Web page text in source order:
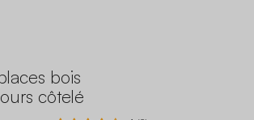
bois
côtelé